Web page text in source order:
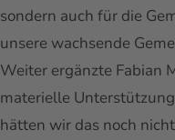
sondern auch für die
unsere wachsende
Weiter ergänzte Fabian
materielle
hätten wir das noch